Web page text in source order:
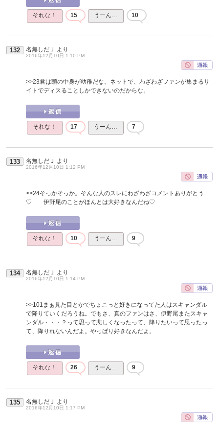
それな！ 15 うーん… 10
132 名無しだＪ より
2016年12月10日 1:10 PM
>>23君は頭の中身が幼稚だな。ネットで、わざわざファンが集まるサ
イトでディスることしかできないのだからな。
それな！ 17 うーん… 7
133 名無しだＪ より
2016年12月10日 1:12 PM
>>24そっかそっか。そんな人のスレにわざわざコメントありがとう
♡ 伊野尾のことがほんとは大好きなんだね♡
それな！ 10 うーん… 9
134 名無しだＪ より
2016年12月10日 1:14 PM
>>101 まぁ見た目とかでちょこっと好きになってた人はスキャンダル
で降りていくだろうね。でもさ、真のファンはさ、伊野尾またスキャ
ンダル・・・？って思って悲しくなったって、降りたいって思ったっ
て、降りれないんだよ。やっぱり好きなんだよ。
それな！ 26 うーん… 9
135 名無しだＪ より
2016年12月10日 1:17 PM